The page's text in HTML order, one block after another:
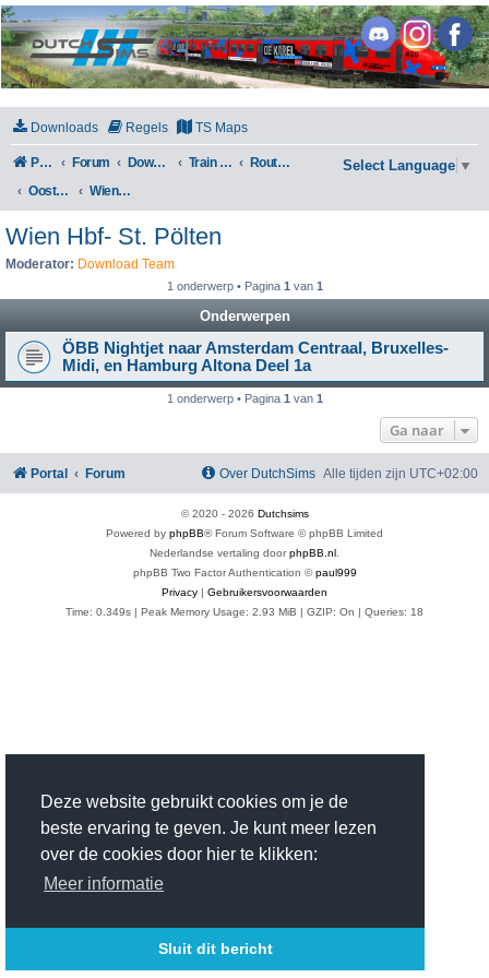
Deze website gebruikt cookies om je de
beste ervaring te geven. Je kunt meer lezen
over de cookies door hier te klikken:
Meer informatie
Sluit dit bericht
DutchSims
Downloads Regels TS Maps
Portal Forum Downloads Train Simulator Classic
Routes en Scenarios
Oostenrijk
Wien Hbf- St. Pölten
Select Language ▼
Wien Hbf- St. Pölten
Moderator: Download Team
1 onderwerp • Pagina 1 van 1
Onderwerpen
ÖBB Nightjet naar Amsterdam Centraal, Bruxelles-
Midi, en Hamburg Altona Deel 1a
1 onderwerp • Pagina 1 van 1
Ga naar
Portal Forum Alle tijden zijn UTC+02:00
Over DutchSims
© 2020 - 2026 Dutchsims
Powered by phpBB® Forum Software © phpBB Limited
Nederlandse vertaling doorphpBB.nl
phpBB Two Factor Authentication ©paul999
Privacy | Gebruikersvoorwaarden
Time: 0.349s | Peak Memory Usage: 2.93 MiB | GZIP: On | Queries: 18